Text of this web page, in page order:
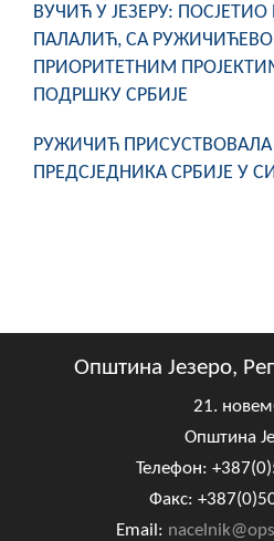
ВУЧИЋ У ЈЕЗЕРУ:
ПАЛАЛИЋ, СА
ПРИОРИТЕТНИМ
ПОДРШКУ СРБИЈЕ
РУЖИЧИЋ
ПРЕДСЈЕДНИКА СРБИЈЕ У
Општина Језеро,
21.
Општина
Телефон:
Факс:
Email: